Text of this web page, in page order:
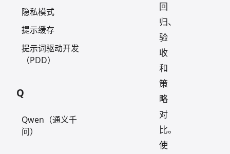
隐私模式
提示缓存
提示词驱动开发
（PDD）
Q
Qwen（通义千
问）
回
归、
验
收
和
策
略
对
比。
使